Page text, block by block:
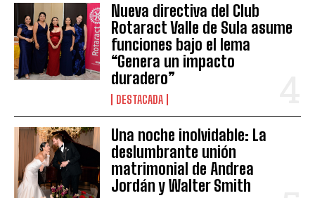
Nueva directiva del Club
Rotaract Valle de Sula asume
funciones bajo el lema
“Genera un impacto
duradero”
DESTACADA
Una noche inolvidable: La
deslumbrante unión
matrimonial de Andrea
Jordán y Walter Smith